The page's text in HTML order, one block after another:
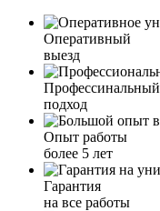
Оперативный
выезд
Профессинальный
подход
Опыт работы
более 5 лет
Гарантия
на все работы